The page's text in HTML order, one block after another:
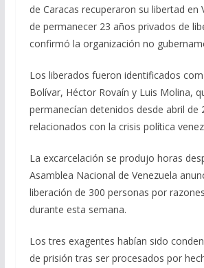
de Caracas recuperaron su libertad en
de permanecer 23 años privados de
confirmó la organización no
Los liberados fueron identificados
Bolívar, Héctor Rovaín y Luis Molina,
permanecían detenidos desde abril de
relacionados con la crisis política
La excarcelación se produjo horas
Asamblea Nacional de Venezuela
liberación de 300 personas por
durante esta semana.
Los tres exagentes habían sido
de prisión tras ser procesados por